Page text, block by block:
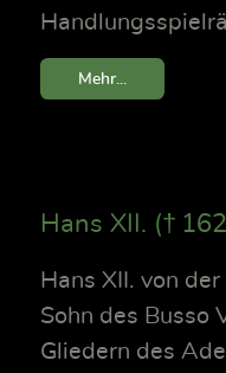
Mehr...
Hans XII. (†
Hans XII. von
Sohn des Busso
Gliedern des